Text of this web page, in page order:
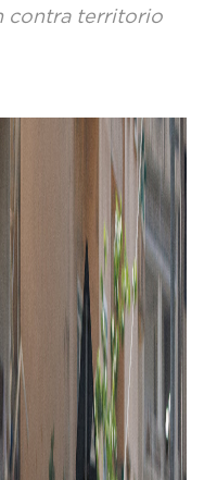
contra territorio